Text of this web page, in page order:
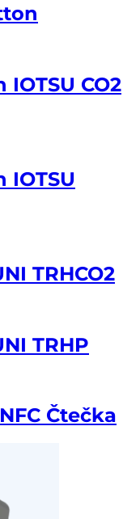
CO2
IOTSU
TRHCO2
TRHP
Čtečka